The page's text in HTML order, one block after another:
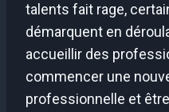
talents fait rage,
démarquent en
accueillir des
commencer une
professionnelle et